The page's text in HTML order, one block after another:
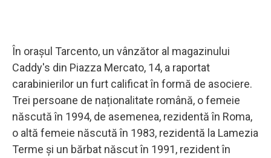
În orașul Tarcento, un vânzător al magazinului
Caddy's din Piazza Mercato, 14, a raportat
carabinierilor un furt calificat în formă de asociere.
Trei persoane de naționalitate română, o femeie
născută în 1994, de asemenea, rezidentă în Roma,
o altă femeie născută în 1983, rezidentă la Lamezia
Terme și un bărbat născut în 1991, rezident în